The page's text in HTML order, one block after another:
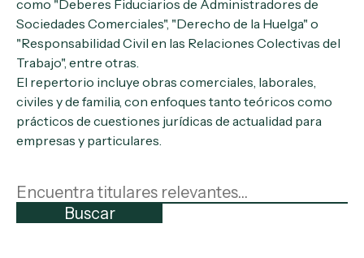
como "Deberes Fiduciarios de Administradores de
Sociedades Comerciales", "Derecho de la Huelga" o
"Responsabilidad Civil en las Relaciones Colectivas del
Trabajo", entre otras.
El repertorio incluye obras comerciales, laborales,
civiles y de familia, con enfoques tanto teóricos como
prácticos de cuestiones jurídicas de actualidad para
empresas y particulares.
Buscar